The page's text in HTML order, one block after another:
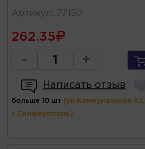
Артикул : 77150
262.35
- +
Написать отзыв
больше 10 шт (ул.Коммунальная 43,
г.Симферополь)